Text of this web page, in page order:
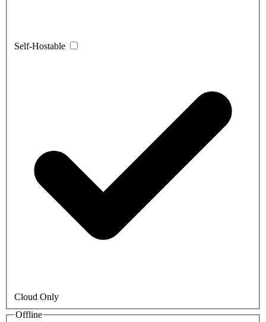
Self-Hostable
Cloud Only
Offline